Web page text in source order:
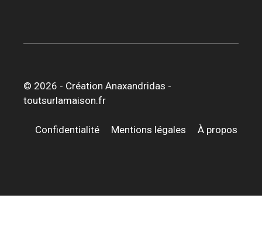
© 2026 - Création Anaxandridas -
toutsurlamaison.fr
Confidentialité Mentions légales À propos